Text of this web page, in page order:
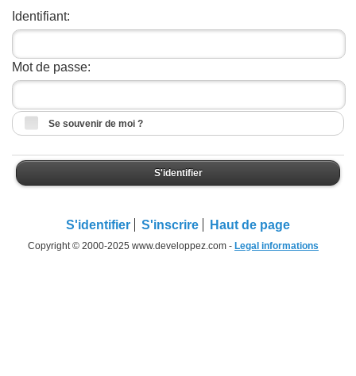
Identifiant:
Mot de passe:
Se souvenir de moi ?
S'identifier
S'identifier S'inscrire Haut de page
Copyright © 2000-2025 www.developpez.com - Legal informations